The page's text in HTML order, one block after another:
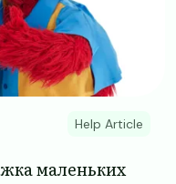
Help Article
маленьких